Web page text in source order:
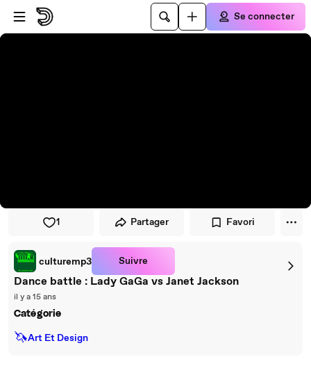
Passer au player
Passer au contenu principal
Se connecter
1 Partager Favori
culturemp3 Suivre
Dance battle : Lady GaGa vs Janet Jackson
il y a 15 ans
Catégorie
🦄Art Et Design